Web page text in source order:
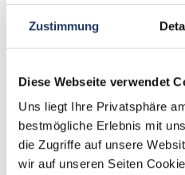
Zustimmung
Diese Webseite verwendet
Uns liegt Ihre Privatsphäre
bestmögliche Erlebnis mit
die Zugriffe auf unsere
wir auf unseren Seiten
Kontaktieren Sie mich
finden wir Ihre neue Stelle.
Sie lediglich einen
Jetzt zur